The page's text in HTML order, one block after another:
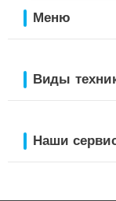
Меню
Виды
Наши